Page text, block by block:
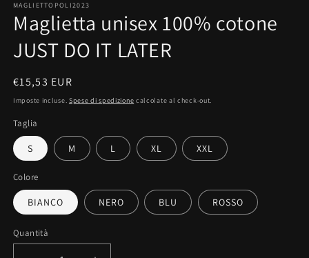
finestra
modale
MAGLIETTOPOLI2023
Maglietta unisex 100% cotone
JUST DO IT LATER
Prezzo
di
€15,53 EUR
Imposte incluse. Spese di spedizione calcolate al check-out.
Taglia
S M L XL XXL
Colore
BIANCO NERO BLU ROSSO
Quantità